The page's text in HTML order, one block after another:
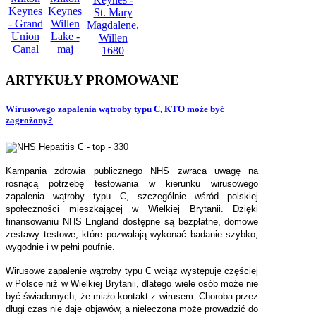
ARTYKUŁYPROMOWANE
Wirusowego zapalenia wątroby typu C, KTO może być
zagrożony?
Kampania zdrowia publicznego NHS zwraca uwagę na
rosnącą potrzebę testowania w kierunku wirusowego
zapalenia wątroby typu C, szczególnie wśród polskiej
społeczności mieszkającej w Wielkiej Brytanii. Dzięki
finansowaniu NHS England dostępne są bezpłatne, domowe
zestawy testowe, które pozwalają wykonać badanie szybko,
wygodnie i w pełni poufnie.
Wirusowe zapalenie wątroby typu C wciąż występuje częściej
w Polsce niż w Wielkiej Brytanii, dlatego wiele osób może nie
być świadomych, że miało kontakt z wirusem. Choroba przez
długi czas nie daje objawów, a nieleczona może prowadzić do